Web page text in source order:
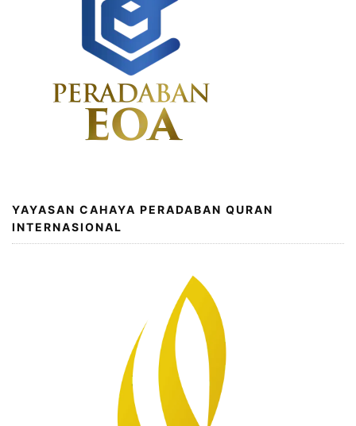
YAYASAN CAHAYA PERADABAN QURAN
INTERNASIONAL